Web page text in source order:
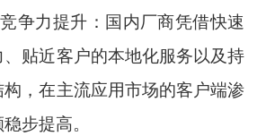
争力提升：国内厂商凭借快速
贴近客户的本地化服务以及持
，在主流应用市场的客户端渗
步提高。